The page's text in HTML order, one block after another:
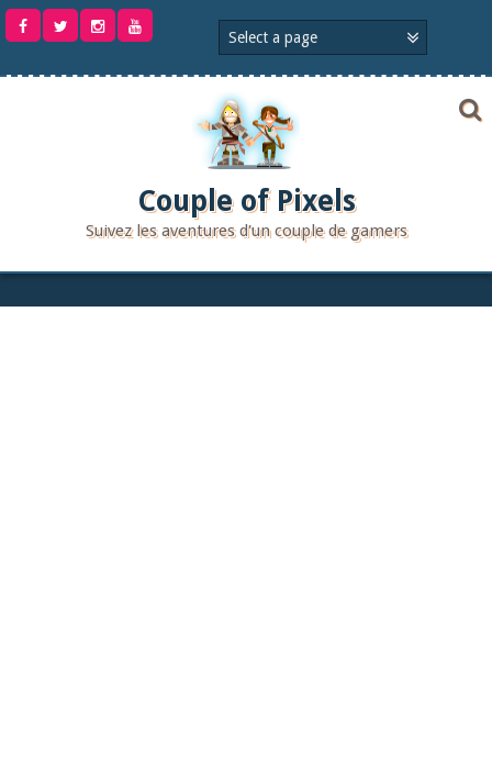
Aller
Couple of Pixels
Suivez les aventures d'un couple de gamers